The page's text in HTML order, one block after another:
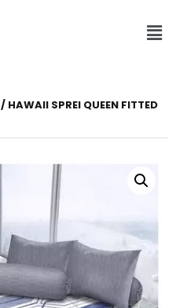
/ HAWAII SPREI QUEEN FITTED